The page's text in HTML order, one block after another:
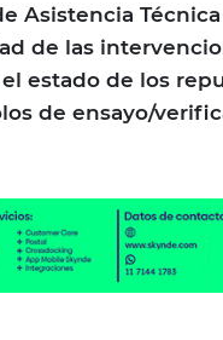
Asistencia Técnica
de las
estado de los
de ensayo/